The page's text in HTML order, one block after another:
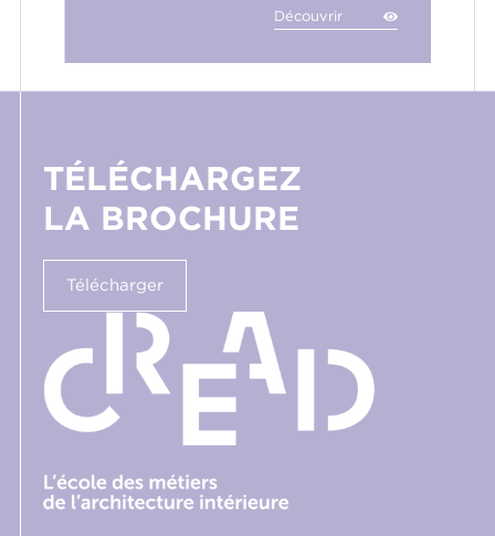
Découvrir
TÉLÉCHARGEZ
LA BROCHURE
Télécharger